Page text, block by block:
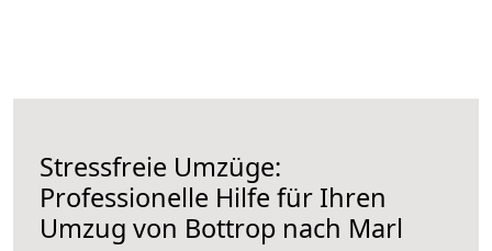
Stressfreie Umzüge:
Professionelle Hilfe für Ihren
Umzug von Bottrop nach Marl